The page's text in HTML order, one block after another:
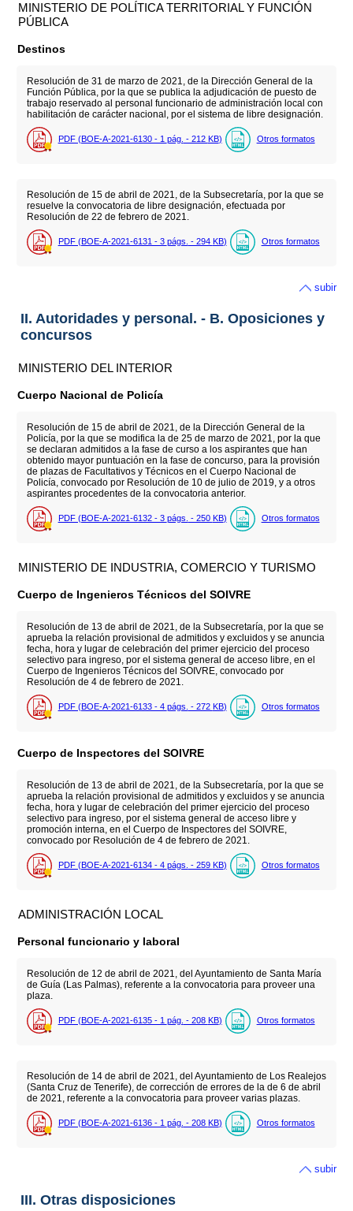
MINISTERIO DE POLÍTICA TERRITORIAL Y FUNCIÓN
PÚBLICA
Destinos
Resolución de 31 de marzo de 2021, de la Dirección General de la
Función Pública, por la que se publica la adjudicación de puesto de
trabajo reservado al personal funcionario de administración local con
habilitación de carácter nacional, por el sistema de libre designación.
PDF (BOE-A-2021-6130 - 1 pág. - 212 KB) Otros formatos
Resolución de 15 de abril de 2021, de la Subsecretaría, por la que se
resuelve la convocatoria de libre designación, efectuada por
Resolución de 22 de febrero de 2021.
PDF (BOE-A-2021-6131 - 3 págs. - 294 KB) Otros formatos
subir
II. Autoridades y personal. - B. Oposiciones y
concursos
MINISTERIO DEL INTERIOR
Cuerpo Nacional de Policía
Resolución de 15 de abril de 2021, de la Dirección General de la
Policía, por la que se modifica la de 25 de marzo de 2021, por la que
se declaran admitidos a la fase de curso a los aspirantes que han
obtenido mayor puntuación en la fase de concurso, para la provisión
de plazas de Facultativos y Técnicos en el Cuerpo Nacional de
Policía, convocado por Resolución de 10 de julio de 2019, y a otros
aspirantes procedentes de la convocatoria anterior.
PDF (BOE-A-2021-6132 - 3 págs. - 250 KB) Otros formatos
MINISTERIO DE INDUSTRIA, COMERCIO Y TURISMO
Cuerpo de Ingenieros Técnicos del SOIVRE
Resolución de 13 de abril de 2021, de la Subsecretaría, por la que se
aprueba la relación provisional de admitidos y excluidos y se anuncia
fecha, hora y lugar de celebración del primer ejercicio del proceso
selectivo para ingreso, por el sistema general de acceso libre, en el
Cuerpo de Ingenieros Técnicos del SOIVRE, convocado por
Resolución de 4 de febrero de 2021.
PDF (BOE-A-2021-6133 - 4 págs. - 272 KB) Otros formatos
Cuerpo de Inspectores del SOIVRE
Resolución de 13 de abril de 2021, de la Subsecretaría, por la que se
aprueba la relación provisional de admitidos y excluidos y se anuncia
fecha, hora y lugar de celebración del primer ejercicio del proceso
selectivo para ingreso, por el sistema general de acceso libre y
promoción interna, en el Cuerpo de Inspectores del SOIVRE,
convocado por Resolución de 4 de febrero de 2021.
PDF (BOE-A-2021-6134 - 4 págs. - 259 KB) Otros formatos
ADMINISTRACIÓN LOCAL
Personal funcionario y laboral
Resolución de 12 de abril de 2021, del Ayuntamiento de Santa María
de Guía (Las Palmas), referente a la convocatoria para proveer una
plaza.
PDF (BOE-A-2021-6135 - 1 pág. - 208 KB) Otros formatos
Resolución de 14 de abril de 2021, del Ayuntamiento de Los Realejos
(Santa Cruz de Tenerife), de corrección de errores de la de 6 de abril
de 2021, referente a la convocatoria para proveer varias plazas.
PDF (BOE-A-2021-6136 - 1 pág. - 208 KB) Otros formatos
subir
III. Otras disposiciones